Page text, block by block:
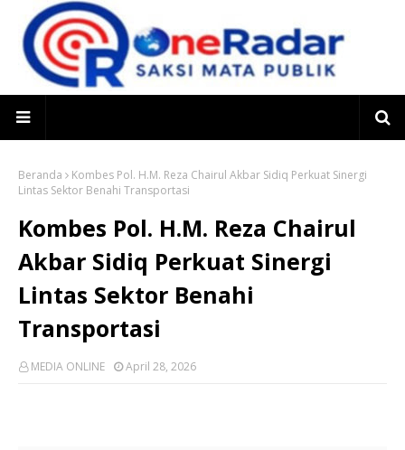
Beranda
Kombes Pol. H.M. Reza Chairul Akbar Sidiq Perkuat Sinergi
Lintas Sektor Benahi Transportasi
Kombes Pol. H.M. Reza Chairul
Akbar Sidiq Perkuat Sinergi
Lintas Sektor Benahi
Transportasi
MEDIA ONLINE April 28, 2026